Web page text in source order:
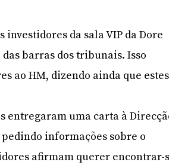
da sala VIP da Dore
barras dos tribunais. Isso
ao HM, dizendo ainda que estes
entregaram uma carta à
pedindo informações sobre o
afirmam querer encontrar-